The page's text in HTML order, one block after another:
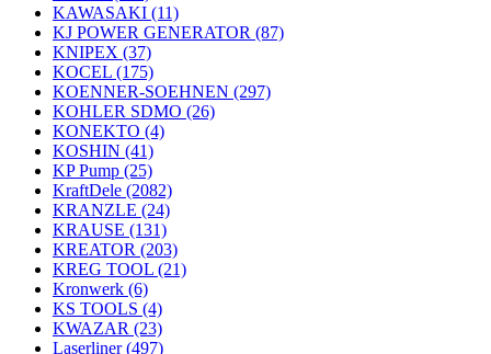
KAWASAKI (11)
KJ POWER GENERATOR (87)
KNIPEX (37)
KOCEL (175)
KOENNER-SOEHNEN (297)
KOHLER SDMO (26)
KONEKTO (4)
KOSHIN (41)
KP Pump (25)
KraftDele (2082)
KRANZLE (24)
KRAUSE (131)
KREATOR (203)
KREG TOOL (21)
Kronwerk (6)
KS TOOLS (4)
KWAZAR (23)
Laserliner(497)